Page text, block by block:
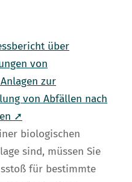
über
von
zur
von Abfällen nach
➚
biologischen
sind, müssen Sie
für bestimmte